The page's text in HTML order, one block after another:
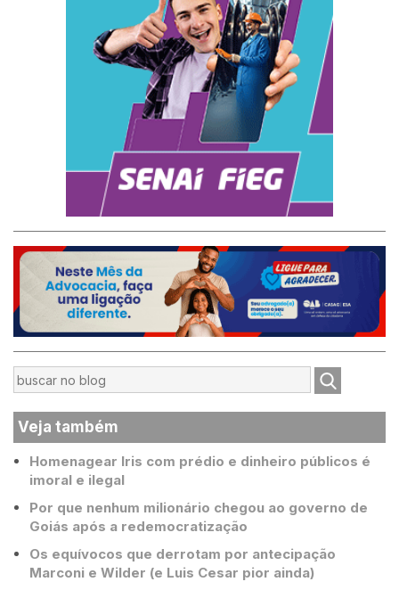
Veja também
Homenagear Iris com prédio e dinheiro públicos é
imoral e ilegal
Por que nenhum milionário chegou ao governo de
Goiás após a redemocratização
Os equívocos que derrotam por antecipação
Marconi e Wilder (e Luis Cesar pior ainda)